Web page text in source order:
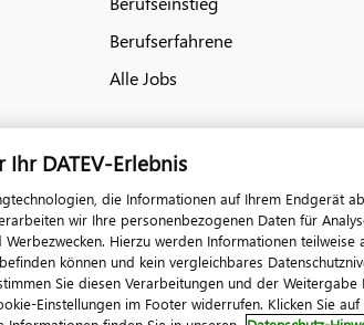
Berufserfahrene
Alle Jobs
ImpressumDatenschutzAGB
DATEV-Erlebnis
die Informationen auf Ihrem Endgerät
wir Ihre personenbezogenen Daten für
Hierzu werden Informationen teilweise
können und kein vergleichbares
Sie diesen Verarbeitungen und der Weitergabe
Einstellungen im Footer widerrufen. Klicken Sie